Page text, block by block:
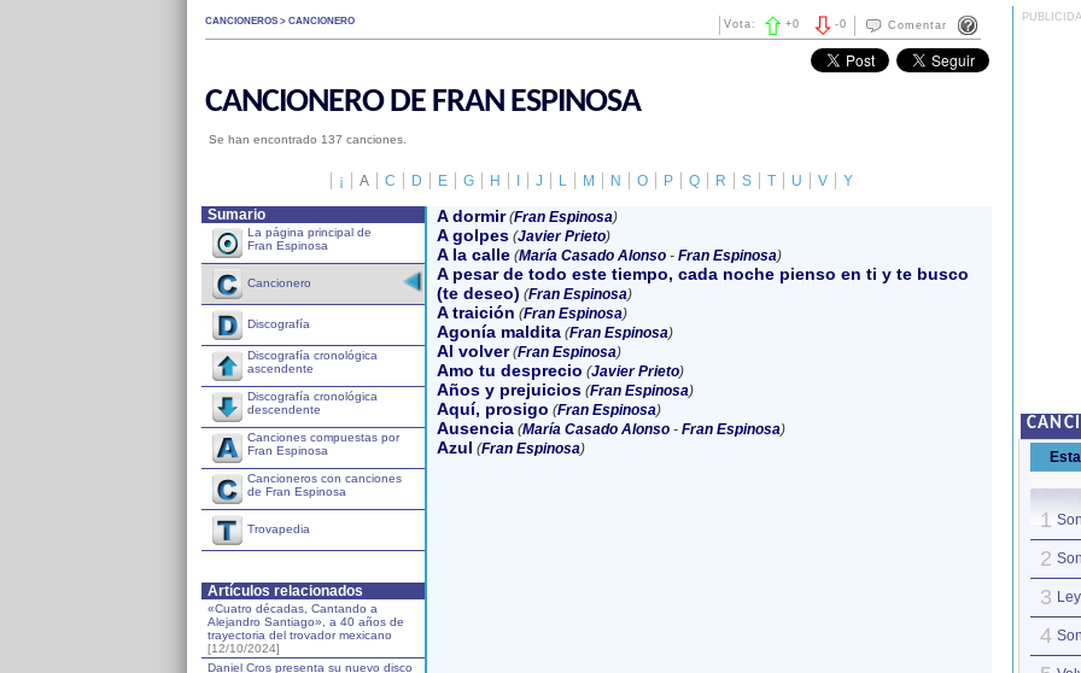
CANCIONEROS > CANCIONERO Comentar
-0
Vota: +0
CANCIONERO DE FRAN ESPINOSA
Se han encontrado 137 canciones.
¡ A C D E G H J L M N O P Q R S T U V
Y
Sumario
La página principal de
Fran Espinosa
Cancionero
Discografía
Discografía cronológica
ascendente
Discografía cronológica
descendente
Canciones compuestas por
Fran Espinosa
Cancioneros con canciones
de Fran Espinosa
Trovapedia
Artículos relacionados
«Cuatro décadas, Cantando a
Alejandro Santiago», a 40 años de
trayectoria del trovador mexicano
[12/10/2024]
Daniel Cros presenta su nuevo disco
A dormir (Fran Espinosa)
A golpes (Javier Prieto)
A la calle (María Casado Alonso- Fran Espinosa)
A pesar de todo este tiempo, cada noche pienso en ti y te busco
(te deseo) (Fran Espinosa)
A traición (Fran Espinosa)
Agonía maldita (Fran Espinosa)
Al volver (Fran Espinosa)
Amo tu desprecio (Javier Prieto)
Años y prejuicios (Fran Espinosa)
Aquí, prosigo (Fran Espinosa)
Ausencia (María Casado Alonso- Fran Espinosa)
Azul (Fran Espinosa)
1
2
3
4